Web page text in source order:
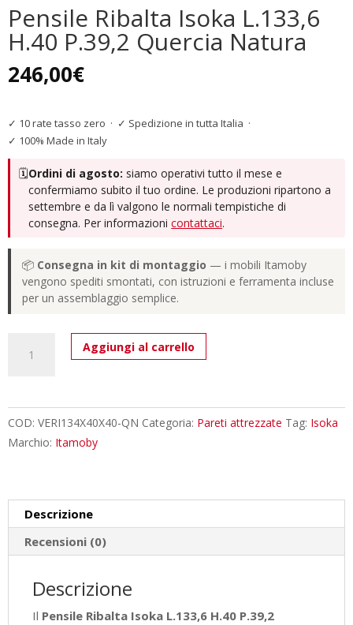
Pensile Ribalta Isoka L.133,6
H.40 P.39,2 Quercia Natura
246,00€
✓ 10 rate tasso zero · ✓ Spedizione in tutta Italia ·
✓ 100% Made in Italy
🗓️Ordini di agosto: siamo operativi tutto il mese e
confermiamo subito il tuo ordine. Le produzioni ripartono a
settembre e da lì valgono le normali tempistiche di
consegna. Per informazionicontattaci.
📦 Consegna in kit di montaggio — i mobili Itamoby
vengono spediti smontati, con istruzioni e ferramenta incluse
per un assemblaggio semplice.
Ribalta
H.40
P.39,2
quantità
Aggiungi al carrello
COD: VERI134X40X40-QN Categoria: Pareti attrezzate Tag: Isoka
Marchio: Itamoby
Descrizione
Recensioni (0)
Descrizione
Il Pensile Ribalta Isoka L.133,6 H.40 P.39,2